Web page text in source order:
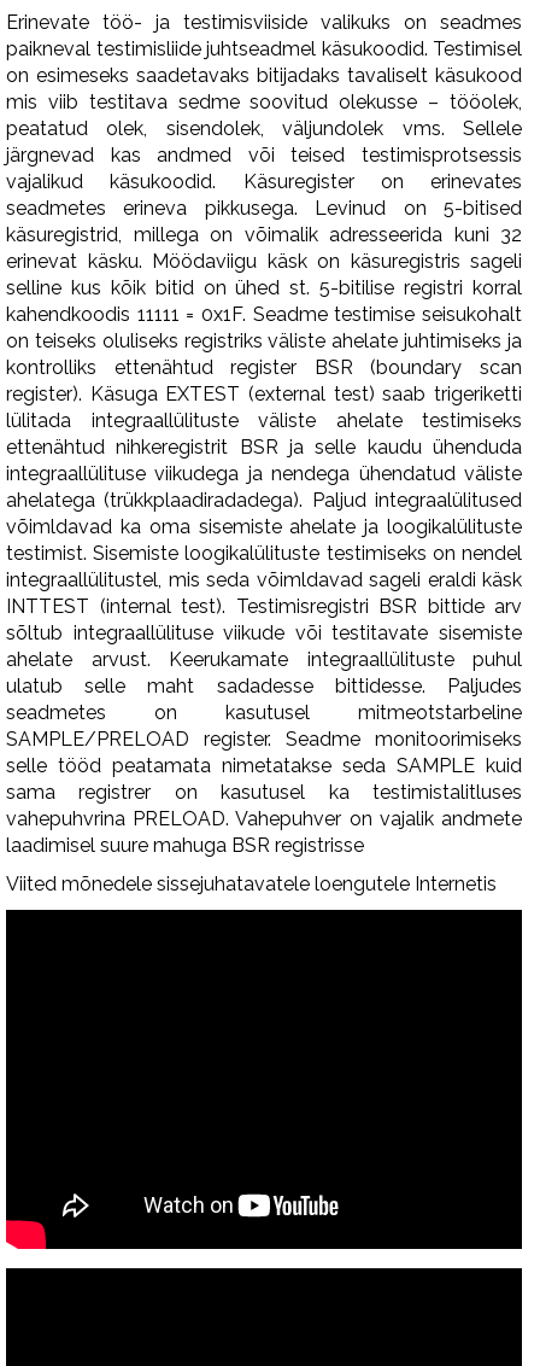
Erinevate töö- ja testimisviiside valikuks on seadmes
paikneval testimisliide juhtseadmel käsukoodid. Testimisel
on esimeseks saadetavaks bitijadaks tavaliselt käsukood
mis viib testitava sedme soovitud olekusse – tööolek,
peatatud olek, sisendolek, väljundolek vms. Sellele
järgnevad kas andmed või teised testimisprotsessis
vajalikud käsukoodid. Käsuregister on erinevates
seadmetes erineva pikkusega. Levinud on 5-bitised
käsuregistrid, millega on võimalik adresseerida kuni 32
erinevat käsku. Möödaviigu käsk on käsuregistris sageli
selline kus kõik bitid on ühed st. 5-bitilise registri korral
kahendkoodis 11111 = 0x1F. Seadme testimise seisukohalt
on teiseks oluliseks registriks väliste ahelate juhtimiseks ja
kontrolliks ettenähtud register BSR (boundary scan
register). Käsuga EXTEST (external test) saab trigeriketti
lülitada integraallülituste väliste ahelate testimiseks
ettenähtud nihkeregistrit BSR ja selle kaudu ühenduda
integraallülituse viikudega ja nendega ühendatud väliste
ahelatega (trükkplaadiradadega). Paljud integraalülitused
võimldavad ka oma sisemiste ahelate ja loogikalülituste
testimist. Sisemiste loogikalülituste testimiseks on nendel
integraallülitustel, mis seda võimldavad sageli eraldi käsk
INTTEST (internal test). Testimisregistri BSR bittide arv
sõltub integraallülituse viikude või testitavate sisemiste
ahelate arvust. Keerukamate integraallülituste puhul
ulatub selle maht sadadesse bittidesse. Paljudes
seadmetes on kasutusel mitmeotstarbeline
SAMPLE/PRELOAD register. Seadme monitoorimiseks
selle tööd peatamata nimetatakse seda SAMPLE kuid
sama registrer on kasutusel ka testimistalitluses
vahepuhvrina PRELOAD. Vahepuhver on vajalik andmete
laadimisel suure mahuga BSR registrisse
Viited mõnedele sissejuhatavatele loengutele Internetis